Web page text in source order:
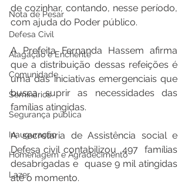
Nota de Pesar
Defesa Civil
Alagação e Enchente
Comunidade
Seminários
Segurança pública
Inauguração
Homenagem e Agradecimento
Lazer
de cozinhar, contando, nesse período,
com ajuda do Poder público.
A Prefeita Fernanda Hassem afirma
que a distribuição dessas refeições é
uma das iniciativas emergenciais que
busca suprir as necessidades das
famílias atingidas.
A secretaria de Assistência social e
Defesa civil contabilizou  497  famílias
desabrigadas e  quase 9 mil atingidas
até o momento.